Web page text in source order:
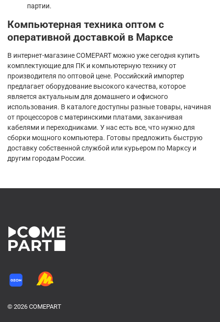
партии.
Компьютерная техника оптом с
оперативной доставкой в Марксе
В интернет-магазине COMEPART можно уже сегодня купить
комплектующие для ПК и компьютерную технику от
производителя по оптовой цене. Российский импортер
предлагает оборудование высокого качества, которое
является актуальным для домашнего и офисного
использования. В каталоге доступны разные товары, начиная
от процессоров с материнскими платами, заканчивая
кабелями и переходниками. У нас есть все, что нужно для
сборки мощного компьютера. Готовы предложить быструю
доставку собственной службой или курьером по Марксу и
другим городам России.
© 2026 COMEPART